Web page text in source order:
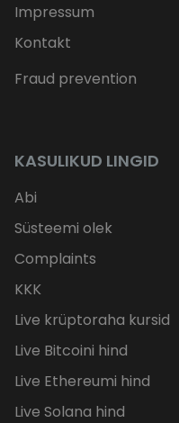
Impressum
Kontakt
Fraud prevention
KASULIKUD LINGID
Abi
Süsteemi olek
Complaints
KKK
Live krüptoraha kursid
Live Bitcoini hind
Live Ethereumi hind
Live Solana hind